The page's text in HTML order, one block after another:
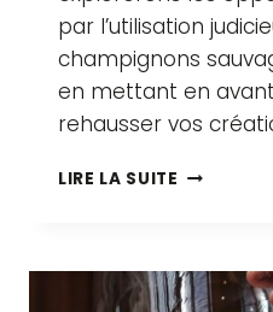
par l’utilisation
champignons
en mettant en
rehausser vos
LIRE LA SUITE
EN